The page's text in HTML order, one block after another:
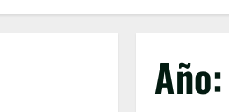
Año: